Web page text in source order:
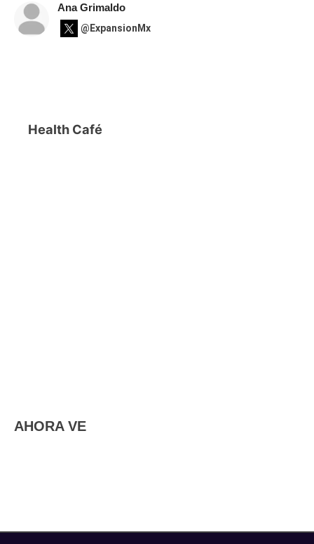
Ana Grimaldo
@ExpansionMx
Health Café
AHORA VE